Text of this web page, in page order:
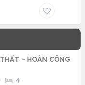
– HOÀN CÔNG
· 4